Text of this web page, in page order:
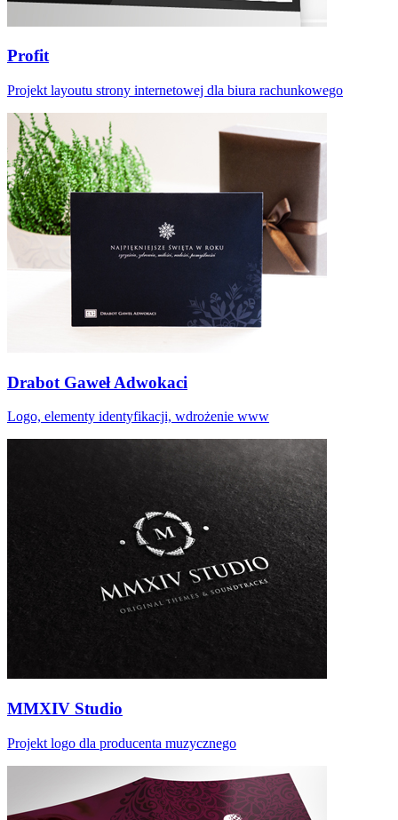
Profit
Projekt layoutu strony internetowej dla biura rachunkowego
Drabot Gaweł Adwokaci
Logo, elementy identyfikacji, wdrożenie www
MMXIV Studio
Projekt logo dla producenta muzycznego